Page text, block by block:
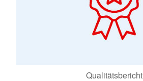
Qualitätsbericht